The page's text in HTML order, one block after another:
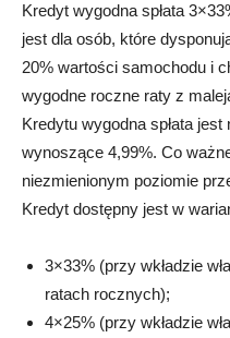
Kredyt wygodna spłata
jest dla osób, które
20% wartości samochodu i
wygodne roczne raty z
Kredytu wygodna spłata
wynoszące 4,99%. Co
niezmienionym poziomie
Kredyt dostępny jest w
3×33% (przy wkładzie
ratach rocznych);
4×25% (przy wkładzie